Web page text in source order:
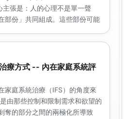
張是：人的心理不是單一聲
部份」共同組成。這些部份可能
療方式 -- 內在家庭系統評
家庭系統治療（IFS）的角度來
由那些控制和限制需求和欲望的
奪的部分之間的兩極化所導致